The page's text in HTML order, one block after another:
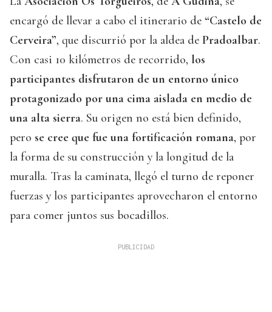
encargó de llevar a cabo el itinerario de “Castelo de
Cerveira”, que discurrió por la aldea de Pradoalbar.
Con casi 10 kilómetros de recorrido, los
participantes disfrutaron de un entorno único
protagonizado por una cima aislada en medio de
una alta sierra. Su origen no está bien definido,
pero se cree que fue una fortificación romana, por
la forma de su construcción y la longitud de la
muralla. Tras la caminata, llegó el turno de reponer
fuerzas y los participantes aprovecharon el entorno
para comer juntos sus bocadillos.